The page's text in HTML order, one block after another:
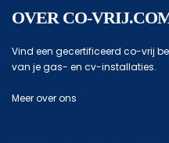
OVER CO-
Vind een gecertificeerd co-vrij
van je gas- en cv-installaties.
Meer over ons